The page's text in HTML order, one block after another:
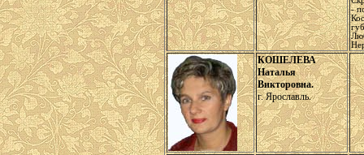
-
КОШЕЛЕВА
Наталья
Викторовна.
г. Ярославль.